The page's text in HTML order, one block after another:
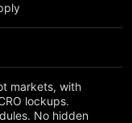
markets, with
lockups.
No hidden